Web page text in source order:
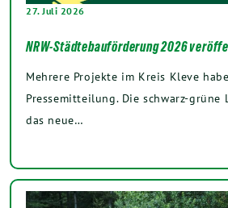
27. Juli 2026
NRW-Städtebauförderung 2026
Mehrere Projekte im Kreis Kleve
Pressemitteilung. Die schwarz-grüne
das neue…